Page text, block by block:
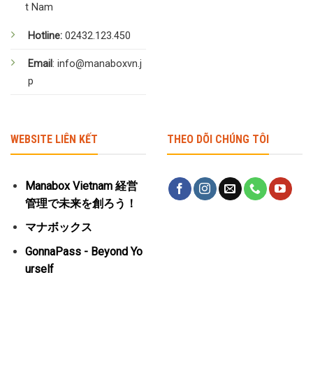
t Nam
Hotline: 02432.123.450
Email: info@manaboxvn.j
p
WEBSITE LIÊN KẾT
Manabox Vietnam 経営
管理で未来を創ろう！
マナボックス
GonnaPass - Beyond Yo
urself
THEO DÕI CHÚNG TÔI